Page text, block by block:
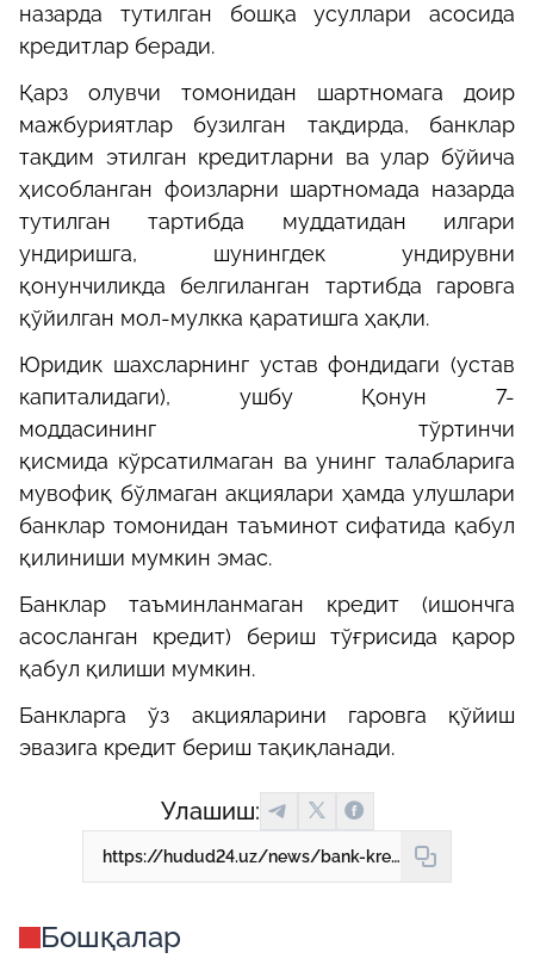
назарда тутилган бошқа усуллари асосида
кредитлар беради.
Қарз олувчи томонидан шартномага доир
мажбуриятлар бузилган тақдирда, банклар
тақдим этилган кредитларни ва улар бўйича
ҳисобланган фоизларни шартномада назарда
тутилган тартибда муддатидан илгари
ундиришга, шунингдек ундирувни
қонунчиликда белгиланган тартибда гаровга
қўйилган мол-мулкка қаратишга ҳақли.
Юридик шахсларнинг устав фондидаги (устав
капиталидаги), ушбу Қонун 7-
моддасининг тўртинчи
қисмида кўрсатилмаган ва унинг талабларига
мувофиқ бўлмаган акциялари ҳамда улушлари
банклар томонидан таъминот сифатида қабул
қилиниши мумкин эмас.
Банклар таъминланмаган кредит (ишончга
асосланган кредит) бериш тўғрисида қарор
қабул қилиши мумкин.
Банкларга ўз акцияларини гаровга қўйиш
эвазига кредит бериш тақиқланади.
Улашиш:
https://hudud24.uz/news/bank-kreditlari-buiicha-foiz-stavkalarini-uzgartirish-mumkinmi
Бошқалар